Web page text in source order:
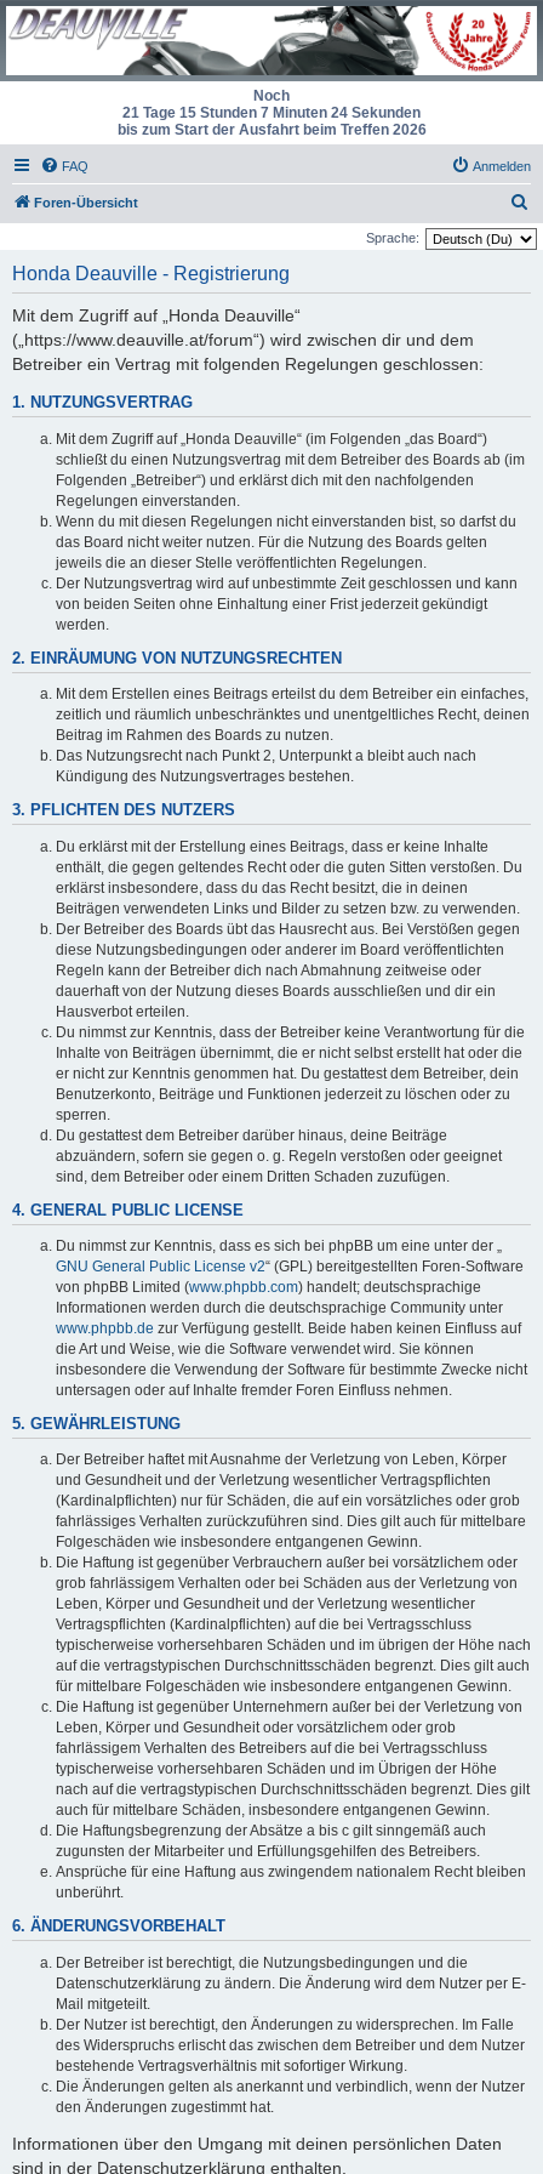
Noch
21 Tage 15 Stunden 7 Minuten 24 Sekunden
bis zum Start der Ausfahrt beim Treffen 2026
FAQ Anmelden
Foren-Übersicht
u
Sprache:
Honda Deauville - Registrierung
Mit dem Zugriff auf „Honda Deauville“
(„https://www.deauville.at/forum“) wird zwischen dir und dem
Betreiber ein Vertrag mit folgenden Regelungen geschlossen:
1. NUTZUNGSVERTRAG
Mit dem Zugriff auf „Honda Deauville“ (im Folgenden „das Board“)
schließt du einen Nutzungsvertrag mit dem Betreiber des Boards ab (im
Folgenden „Betreiber“) und erklärst dich mit den nachfolgenden
Regelungen einverstanden.
Wenn du mit diesen Regelungen nicht einverstanden bist, so darfst du
das Board nicht weiter nutzen. Für die Nutzung des Boards gelten
jeweils die an dieser Stelle veröffentlichten Regelungen.
Der Nutzungsvertrag wird auf unbestimmte Zeit geschlossen und kann
von beiden Seiten ohne Einhaltung einer Frist jederzeit gekündigt
werden.
2. EINRÄUMUNG VON NUTZUNGSRECHTEN
Mit dem Erstellen eines Beitrags erteilst du dem Betreiber ein einfaches,
zeitlich und räumlich unbeschränktes und unentgeltliches Recht, deinen
Beitrag im Rahmen des Boards zu nutzen.
Das Nutzungsrecht nach Punkt 2, Unterpunkt a bleibt auch nach
Kündigung des Nutzungsvertrages bestehen.
3. PFLICHTEN DES NUTZERS
Du erklärst mit der Erstellung eines Beitrags, dass er keine Inhalte
enthält, die gegen geltendes Recht oder die guten Sitten verstoßen. Du
erklärst insbesondere, dass du das Recht besitzt, die in deinen
Beiträgen verwendeten Links und Bilder zu setzen bzw. zu verwenden.
Der Betreiber des Boards übt das Hausrecht aus. Bei Verstößen gegen
diese Nutzungsbedingungen oder anderer im Board veröffentlichten
Regeln kann der Betreiber dich nach Abmahnung zeitweise oder
dauerhaft von der Nutzung dieses Boards ausschließen und dir ein
Hausverbot erteilen.
Du nimmst zur Kenntnis, dass der Betreiber keine Verantwortung für die
Inhalte von Beiträgen übernimmt, die er nicht selbst erstellt hat oder die
er nicht zur Kenntnis genommen hat. Du gestattest dem Betreiber, dein
Benutzerkonto, Beiträge und Funktionen jederzeit zu löschen oder zu
sperren.
Du gestattest dem Betreiber darüber hinaus, deine Beiträge
abzuändern, sofern sie gegen o. g. Regeln verstoßen oder geeignet
sind, dem Betreiber oder einem Dritten Schaden zuzufügen.
4. GENERAL PUBLIC LICENSE
Du nimmst zur Kenntnis, dass es sich bei phpBB um eine unter der „
GNU General Public License v2“ (GPL) bereitgestellten Foren-Software
von phpBB Limited (www.phpbb.com) handelt; deutschsprachige
Informationen werden durch die deutschsprachige Community unter
www.phpbb.de zur Verfügung gestellt. Beide haben keinen Einfluss auf
die Art und Weise, wie die Software verwendet wird. Sie können
insbesondere die Verwendung der Software für bestimmte Zwecke nicht
untersagen oder auf Inhalte fremder Foren Einfluss nehmen.
5. GEWÄHRLEISTUNG
Der Betreiber haftet mit Ausnahme der Verletzung von Leben, Körper
und Gesundheit und der Verletzung wesentlicher Vertragspflichten
(Kardinalpflichten) nur für Schäden, die auf ein vorsätzliches oder grob
fahrlässiges Verhalten zurückzuführen sind. Dies gilt auch für mittelbare
Folgeschäden wie insbesondere entgangenen Gewinn.
Die Haftung ist gegenüber Verbrauchern außer bei vorsätzlichem oder
grob fahrlässigem Verhalten oder bei Schäden aus der Verletzung von
Leben, Körper und Gesundheit und der Verletzung wesentlicher
Vertragspflichten (Kardinalpflichten) auf die bei Vertragsschluss
typischerweise vorhersehbaren Schäden und im übrigen der Höhe nach
auf die vertragstypischen Durchschnittsschäden begrenzt. Dies gilt auch
für mittelbare Folgeschäden wie insbesondere entgangenen Gewinn.
Die Haftung ist gegenüber Unternehmern außer bei der Verletzung von
Leben, Körper und Gesundheit oder vorsätzlichem oder grob
fahrlässigem Verhalten des Betreibers auf die bei Vertragsschluss
typischerweise vorhersehbaren Schäden und im Übrigen der Höhe
nach auf die vertragstypischen Durchschnittsschäden begrenzt. Dies gilt
auch für mittelbare Schäden, insbesondere entgangenen Gewinn.
Die Haftungsbegrenzung der Absätze a bis c gilt sinngemäß auch
zugunsten der Mitarbeiter und Erfüllungsgehilfen des Betreibers.
Ansprüche für eine Haftung aus zwingendem nationalem Recht bleiben
unberührt.
6. ÄNDERUNGSVORBEHALT
Der Betreiber ist berechtigt, die Nutzungsbedingungen und die
Datenschutzerklärung zu ändern. Die Änderung wird dem Nutzer per E-
Mail mitgeteilt.
Der Nutzer ist berechtigt, den Änderungen zu widersprechen. Im Falle
des Widerspruchs erlischt das zwischen dem Betreiber und dem Nutzer
bestehende Vertragsverhältnis mit sofortiger Wirkung.
Die Änderungen gelten als anerkannt und verbindlich, wenn der Nutzer
den Änderungen zugestimmt hat.
Informationen über den Umgang mit deinen persönlichen Daten
sind in der Datenschutzerklärung enthalten.